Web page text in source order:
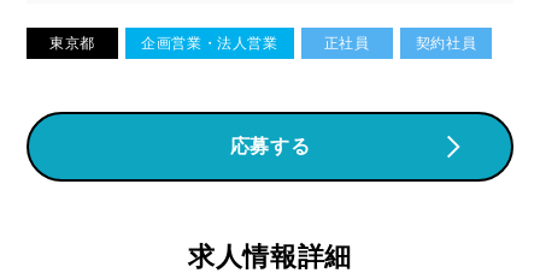
東京都 企画営業・法人営業 正社員 契約社員
応募する
求人情報詳細